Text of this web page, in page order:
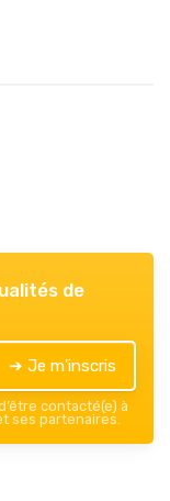
de
➔ Je m'inscris
contacté(e) à
ses partenaires.